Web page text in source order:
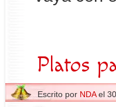
Platos
Escrito por NDAel